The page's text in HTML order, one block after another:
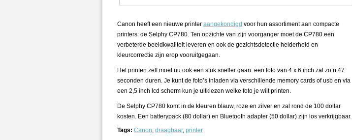
Canon heeft een nieuwe printer aangekondigd voor hun assortiment aan compacte
printers: de Selphy CP780. Ten opzichte van zijn voorganger moet de CP780 een
verbeterde beeldkwaliteit leveren en ook de gezichtsdetectie helderheid en
kleurcorrectie zijn erop vooruitgegaan.
Het printen zelf moet nu ook een stuk sneller gaan: een foto van 4 x 6 inch zal zo’n 47
seconden duren. Je kunt de foto’s inladen via verschillende memory cards of usb en via
een 2,5 inch lcd scherm kun je uitkiezen welke foto je wilt printen.
De Selphy CP780 komt in de kleuren blauw, roze en zilver en zal rond de 100 dollar
kosten. Een batterypack (80 dollar) en Bluetooth adapter (50 dollar) zijn los verkrijgbaar.
Tags: Canon, draagbaar, printer